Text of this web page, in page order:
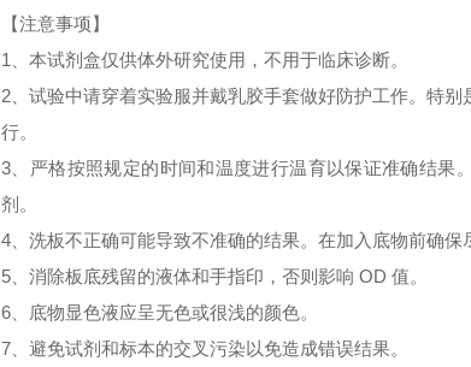
【注意事项】
1、本试剂盒仅供体外研究使用，不用于临床诊断。
2、试验中请穿着实验服并戴乳胶手套做好防护工作。特
行。
3、严格按照规定的时间和温度进行温育以保证准确结
剂。
4、洗板不正确可能导致不准确的结果。在加入底物前确保
5、消除板底残留的液体和手指印，否则影响 OD 值。
6、底物显色液应呈无色或很浅的颜色。
7、避免试剂和标本的交叉污染以免造成错误结果。